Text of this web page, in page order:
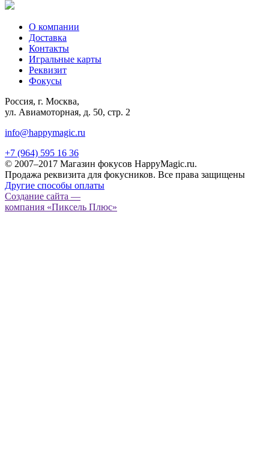
О компании
Доставка
Контакты
Игральные карты
Реквизит
Фокусы
Россия, г. Москва,
ул. Авиамоторная, д. 50, стр. 2
info@happymagic.ru
+7 (964) 595 16 36
© 2007–2017 Магазин фокусов HappyMagic.ru.
Продажа реквизита для фокусников. Все права защищены
Другие способы оплаты
Создание сайта —
компания «Пиксель Плюс»